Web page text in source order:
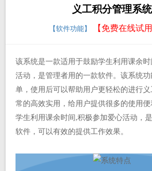
义工积分管理系统
【软件功能】 【免费在线试用
该系统是一款适用于鼓励学生利用课余
活动，是管理者用的一款软件。该系统
单，使用后可以帮助用户更轻松的进行
常的高效实用，给用户提供很多的使用
学生利用课余时间,积极参加爱心活动，
软件，可以有效的提供工作效果。